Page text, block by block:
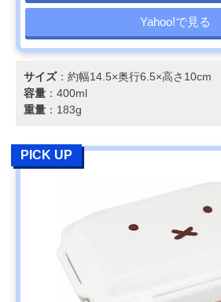
Yahoo!で見る
サイズ：約幅14.5×奥行6.5×高さ10cm
容量 ：400ml
重量 ：183g
PICK UP